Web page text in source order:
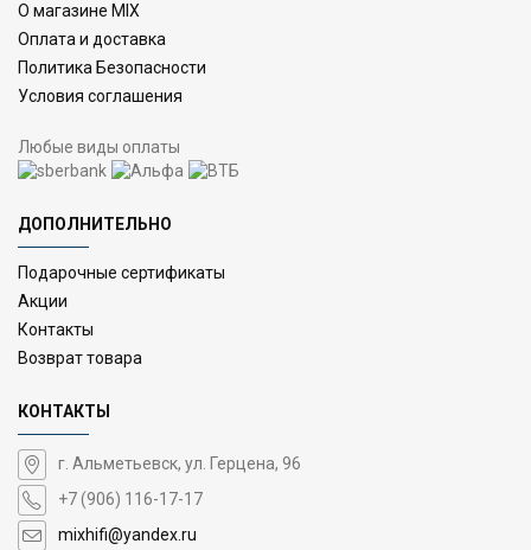
О магазине MIX
Оплата и доставка
Политика Безопасности
Условия соглашения
Любые виды оплаты
ДОПОЛНИТЕЛЬНО
Подарочные сертификаты
Акции
Контакты
Возврат товара
КОНТАКТЫ
г. Альметьевск, ул. Герцена, 96
+7 (906) 116-17-17
mixhifi@yandex.ru